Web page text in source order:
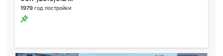
1979 год постройки